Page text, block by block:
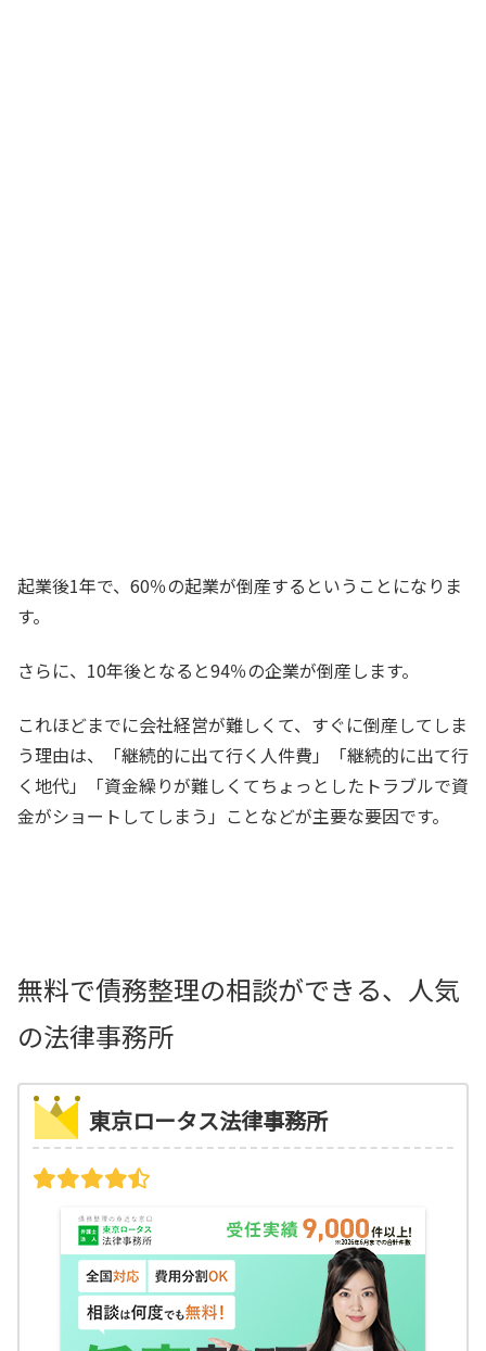
起業後1年で、60％の起業が倒産するということになりま
す。
さらに、10年後となると94％の企業が倒産します。
これほどまでに会社経営が難しくて、すぐに倒産してしま
う理由は、「継続的に出て行く人件費」「継続的に出て行
く地代」「資金繰りが難しくてちょっとしたトラブルで資
金がショートしてしまう」ことなどが主要な要因です。
無料で債務整理の相談ができる、人気
の法律事務所
東京ロータス法律事務所